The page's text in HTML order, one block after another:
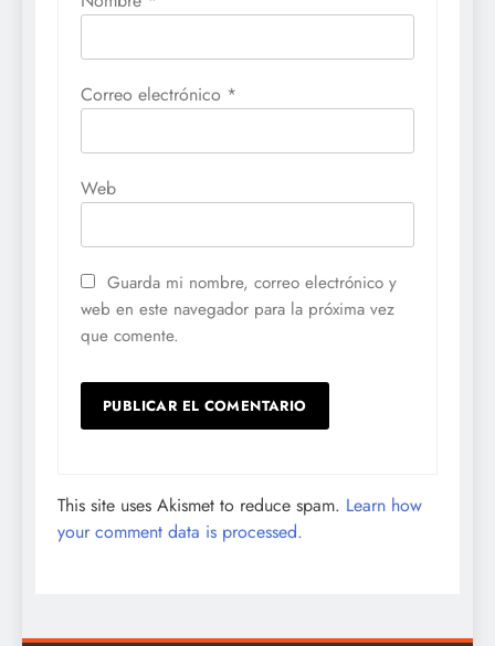
Correo electrónico *
Web
Guarda mi nombre, correo electrónico y
web en este navegador para la próxima vez
que comente.
This site uses Akismet to reduce spam. Learn how
your comment data is processed.